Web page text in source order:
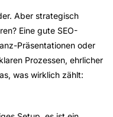
Aber strategisch
Eine gute SEO-
Präsentationen oder
Prozessen, ehrlicher
was wirklich zählt: